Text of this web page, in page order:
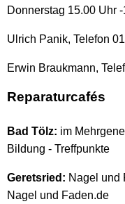
Donnerstag 15.00 Uhr
Ulrich Panik, Telefon
Erwin Braukmann,
Reparaturcafés
Bad Tölz: im
Bildung - Treffpunkte
Geretsried: Nagel und
Nagel und Faden.de